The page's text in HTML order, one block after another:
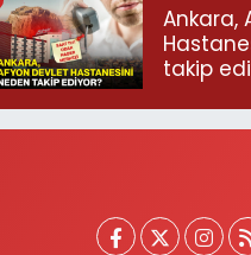
Ankara,
takip